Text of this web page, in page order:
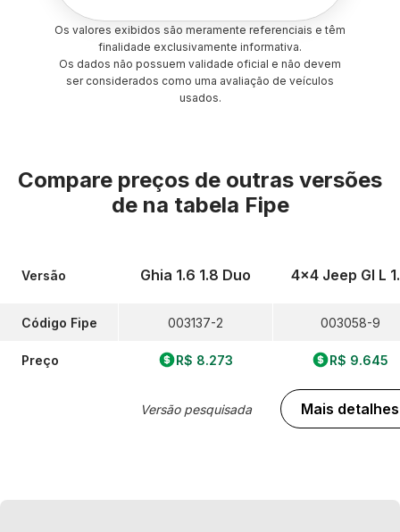
Os valores exibidos são meramente referenciais e têm
finalidade exclusivamente informativa.
Os dados não possuem validade oficial e não devem
ser considerados como uma avaliação de veículos
usados.
Compare preços de outras versões
de na tabela Fipe
Versão
Código Fipe
Preço
Ghia 1.6 1.8 Duo
003137-2
R$ 8.273
Versão pesquisada
4x4 Jeep Gl L
003058-9
R$ 9.645
Mais detalhes